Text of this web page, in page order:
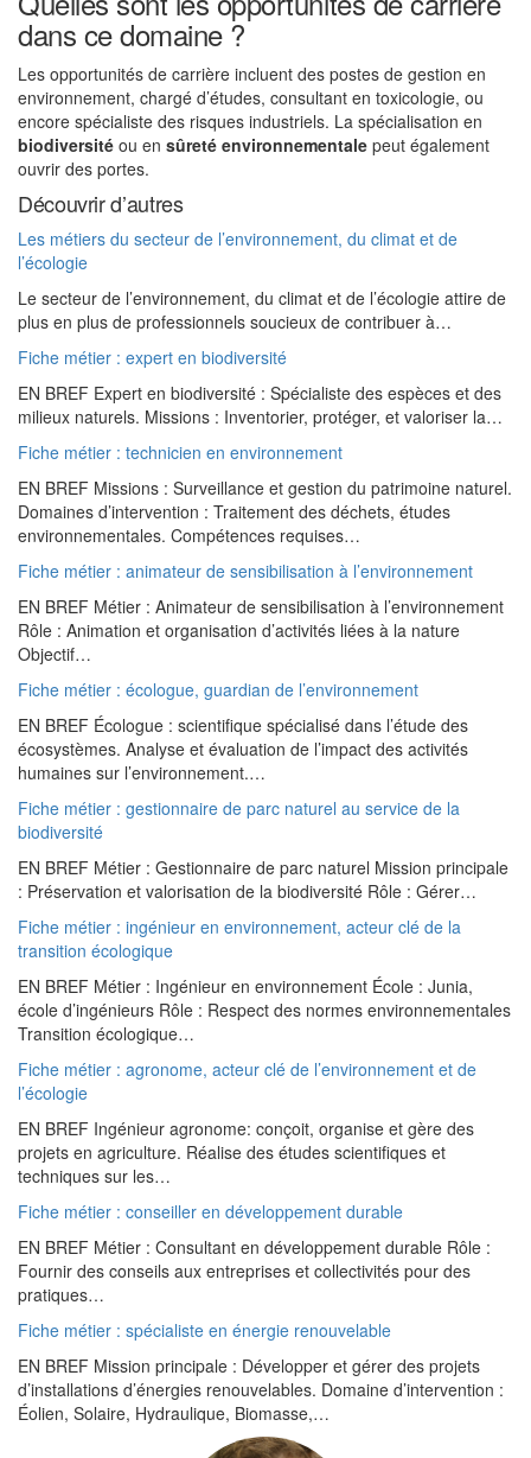
dans ce domaine ?
Les opportunités de carrière incluent des postes de gestion en
environnement, chargé d’études, consultant en toxicologie, ou
encore spécialiste des risques industriels. La spécialisation en
biodiversité ou en sûreté environnementale peut également
ouvrir des portes.
Découvrir d’autres
Les métiers du secteur de l’environnement, du climat et de
l’écologie
Le secteur de l’environnement, du climat et de l’écologie attire de
plus en plus de professionnels soucieux de contribuer à…
Fiche métier : expert en biodiversité
EN BREF Expert en biodiversité : Spécialiste des espèces et des
milieux naturels. Missions : Inventorier, protéger, et valoriser la…
Fiche métier : technicien en environnement
EN BREF Missions : Surveillance et gestion du patrimoine naturel.
Domaines d’intervention : Traitement des déchets, études
environnementales. Compétences requises…
Fiche métier : animateur de sensibilisation à l’environnement
EN BREF Métier : Animateur de sensibilisation à l’environnement
Rôle : Animation et organisation d’activités liées à la nature
Objectif…
Fiche métier : écologue, guardian de l’environnement
EN BREF Écologue : scientifique spécialisé dans l’étude des
écosystèmes. Analyse et évaluation de l’impact des activités
humaines sur l’environnement.…
Fiche métier : gestionnaire de parc naturel au service de la
biodiversité
EN BREF Métier : Gestionnaire de parc naturel Mission principale
: Préservation et valorisation de la biodiversité Rôle : Gérer…
Fiche métier : ingénieur en environnement, acteur clé de la
transition écologique
EN BREF Métier : Ingénieur en environnement École : Junia,
école d’ingénieurs Rôle : Respect des normes environnementales
Transition écologique…
Fiche métier : agronome, acteur clé de l’environnement et de
l’écologie
EN BREF Ingénieur agronome: conçoit, organise et gère des
projets en agriculture. Réalise des études scientifiques et
techniques sur les…
Fiche métier : conseiller en développement durable
EN BREF Métier : Consultant en développement durable Rôle :
Fournir des conseils aux entreprises et collectivités pour des
pratiques…
Fiche métier : spécialiste en énergie renouvelable
EN BREF Mission principale : Développer et gérer des projets
d’installations d’énergies renouvelables. Domaine d’intervention :
Éolien, Solaire, Hydraulique, Biomasse,…